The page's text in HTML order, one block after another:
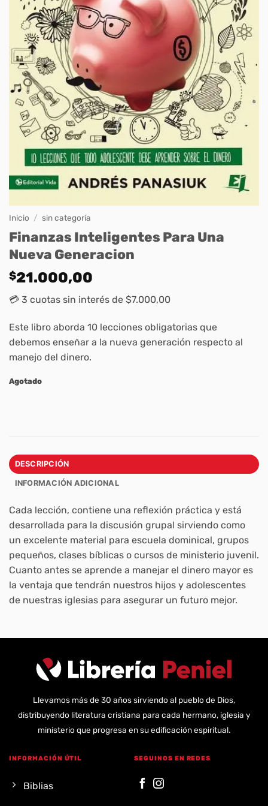
Inicio / sin categoría
Finanzas Inteligentes Para Una
Nueva Generacion
$21.000,00
💳 3 cuotas sin interés de $7.000,00
Este libro aborda 10 lecciones obligatorias que
debemos enseñar a la nueva generación respecto al
manejo del dinero.
Agotado
DESCRIPCIÓN
INFORMACIÓN ADICIONAL
Cada lección, contiene una reflexión práctica y está
desarrollada para la discusión grupal sirviendo como
un excelente material para escuela dominical, grupos
pequeños, clases bíblicas o cursos de ministerio juvenil.
Cuanto antes se aprende a manejar el dinero mayor es
la ventaja que tendrán nuestros hijos y adolescentes
de nuestras iglesias para asegurar un futuro mejor.
Llevamos más de 30 años sirviendo al pueblo de Dios,
distribuyendo literatura cristiana para cada hermano, iglesia y
ministerio que progresa en su edificación espiritual.
INFORMACIÓN ÚTIL
Biblias
SEGUINOS EN REDES